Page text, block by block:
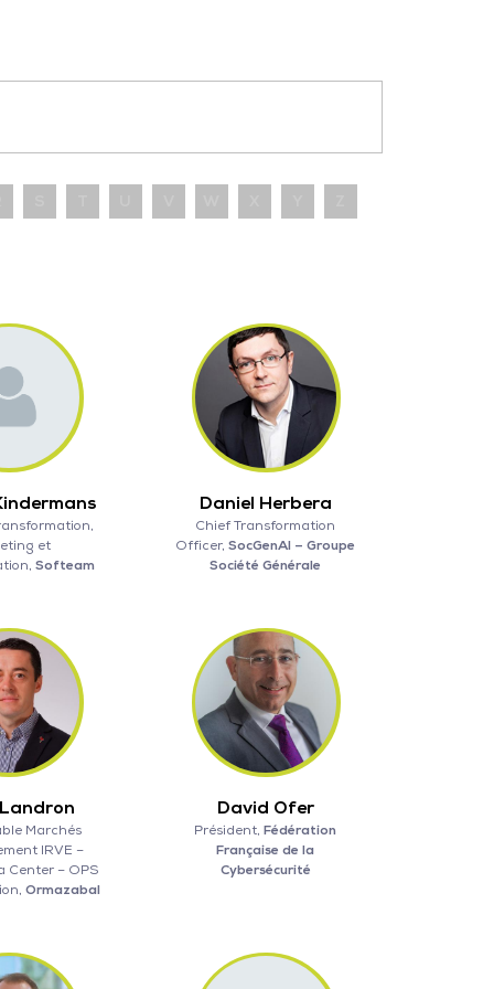
et
Softeam
Daniel Herbera
Chief Transformation
Officer,SocGenAI – Groupe
Société Générale
Marchés
IRVE –
Center – OPS
Ormazabal
David Ofer
Président,Fédération
Française de la
Cybersécurité